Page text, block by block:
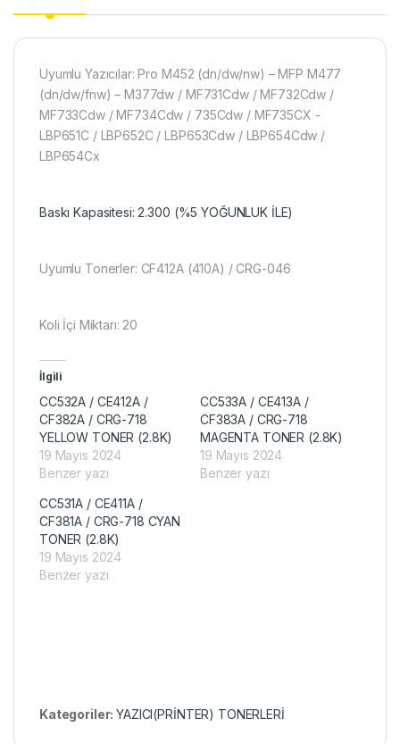
Uyumlu Yazıcılar: Pro M452 (dn/dw/nw) – MFP M477
(dn/dw/fnw) – M377dw / MF731Cdw / MF732Cdw /
MF733Cdw / MF734Cdw / 735Cdw / MF735CX -
LBP651C / LBP652C / LBP653Cdw / LBP654Cdw /
LBP654Cx
Baskı Kapasitesi: 2.300 (%5 YOĞUNLUK İLE)
Uyumlu Tonerler: CF412A (410A) / CRG-046
Koli İçi Miktarı: 20
İlgili
CC532A / CE412A /
CF382A / CRG-718
YELLOW TONER (2.8K)
19 Mayıs 2024
Benzer yazı
CC533A / CE413A /
CF383A / CRG-718
MAGENTA TONER (2.8K)
19 Mayıs 2024
Benzer yazı
CC531A / CE411A /
CF381A / CRG-718 CYAN
TONER (2.8K)
19 Mayıs 2024
Benzer yazı
Kategoriler:YAZICI(PRİNTER) TONERLERİ